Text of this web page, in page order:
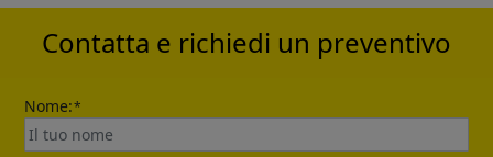
Contatta e richiedi un preventivo
Nome:*